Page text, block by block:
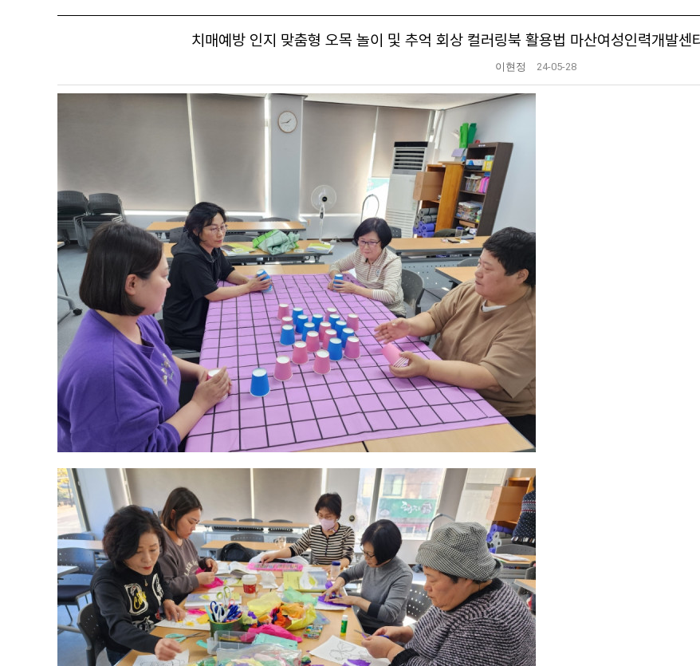
치매예방 인지 맞춤형 오목 놀이 및 추억 회상 컬러링북 활용법 마산여성인력개발센
이현정 24-05-28